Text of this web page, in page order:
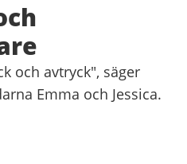
och avtryck", säger
Emma och Jessica.